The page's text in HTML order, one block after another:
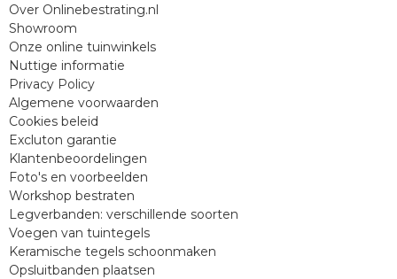
Over Onlinebestrating.nl
Showroom
Onze online tuinwinkels
Nuttige informatie
Privacy Policy
Algemene voorwaarden
Cookies beleid
Excluton garantie
Klantenbeoordelingen
Foto's en voorbeelden
Workshop bestraten
Legverbanden: verschillende soorten
Voegen van tuintegels
Keramische tegels schoonmaken
Opsluitbanden plaatsen